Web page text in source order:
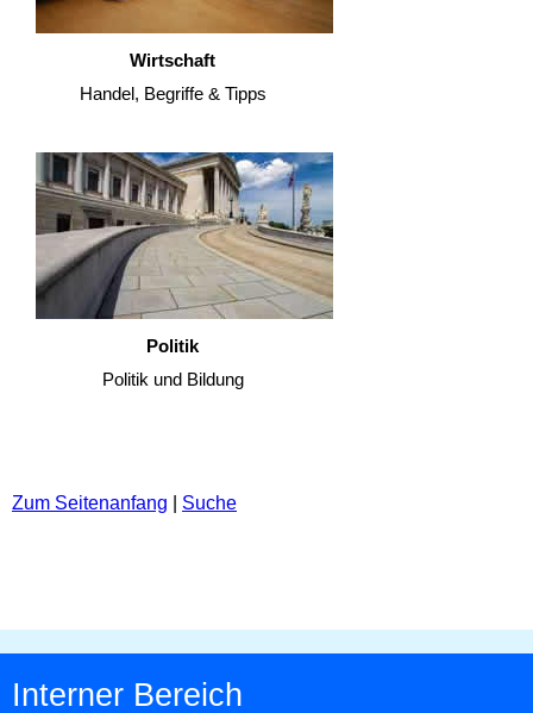
Wirtschaft
Handel, Begriffe & Tipps
Politik
Politik und Bildung
Zum Seitenanfang Suche
Interner Bereich